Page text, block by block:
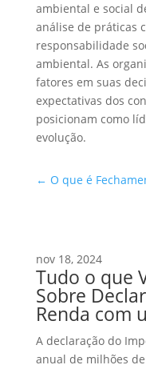
ambiental e social
análise de práticas
responsabilidade
ambiental. As
fatores em suas
expectativas dos
posicionam como
evolução.
← O que é
nov 18, 2024
Tudo o que
Sobre
Renda com
A declaração do
anual de milhões